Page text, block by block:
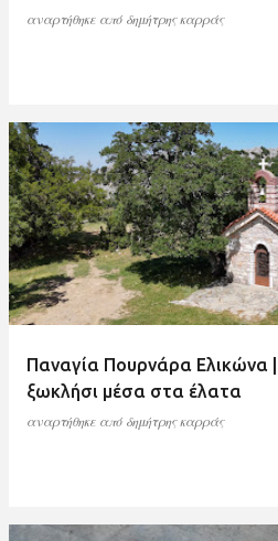
αναρτήθηκε από δημήτρης καρράς
Παναγία Πουρνάρα Ελικώνα
ξωκλήσι μέσα στα έλατα
αναρτήθηκε από δημήτρης καρράς